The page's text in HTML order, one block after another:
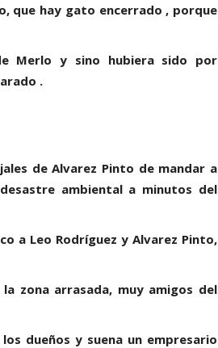
que hay gato encerrado , porque
Merlo y sino hubiera sido por
.
de Alvarez Pinto de mandar a
ambiental a minutos del
a Leo Rodríguez y Alvarez Pinto,
zona arrasada, muy amigos del
dueños y suena un empresario